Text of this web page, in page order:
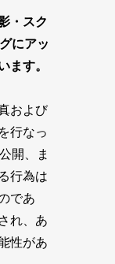
・スク
にアッ
ます。
および
行なっ
開、ま
行為は
であ
れ、あ
性があ